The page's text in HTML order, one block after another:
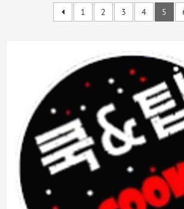
도 본드를 사용하셔도 됩니다.우선 뚜껑을 동그랗게
틈이 많이 보여서 안쪽에서 부터바깥쪽으로 다시 한
해주세요. ▲ 그러면 이렇게 마무리를 시킬수 있는
이렇게 자석이 붙어 있습니..
1 2 3 4 5